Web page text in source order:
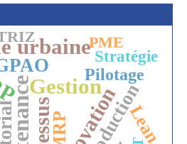
Gestion
urbaine
Production
MRP Lean
Pilotage
Stratégie
PME